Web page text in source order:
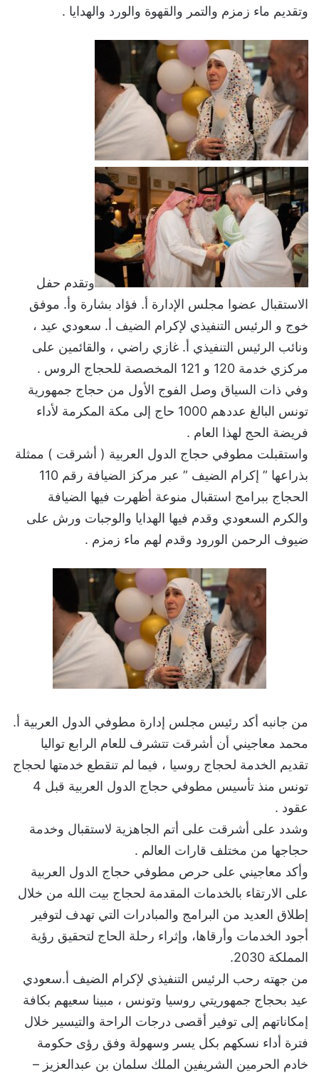
وتقديم ماء زمزم والتمر والقهوة والورد والهدايا .
وتقدم حفل
الاستقبال عضوا مجلس الإدارة أ. فؤاد بشارة وأ. موفق
خوج و الرئيس التنفيذي لإكرام الضيف أ. سعودي عيد ،
ونائب الرئيس التنفيذي أ. غازي راضي ، والقائمين على
مركزي خدمة 120 و 121 المخصصة للحجاج الروس .
وفي ذات السياق وصل الفوج الأول من حجاج جمهورية
تونس البالغ عددهم 1000 حاج إلى مكة المكرمة لأداء
فريضة الحج لهذا العام .
واستقبلت مطوفي حجاج الدول العربية ( أشرقت ) ممثلة
بذراعها ” إكرام الضيف ” عبر مركز الضيافة رقم 110
الحجاج ببرامج استقبال منوعة أظهرت فيها الضيافة
والكرم السعودي وقدم فيها الهدايا والوجبات ورش على
ضيوف الرحمن الورود وقدم لهم ماء زمزم .
من جانبه أكد رئيس مجلس إدارة مطوفي الدول العربية أ.
محمد معاجيني أن أشرقت تتشرف للعام الرابع تواليا
تقديم الخدمة لحجاج روسيا ، فيما لم تنقطع خدمتها لحجاج
تونس منذ تأسيس مطوفي حجاج الدول العربية قبل 4
عقود .
وشدد على أشرقت على أتم الجاهزية لاستقبال وخدمة
حجاجها من مختلف قارات العالم .
وأكد معاجيني على حرص مطوفي حجاج الدول العربية
على الارتقاء بالخدمات المقدمة لحجاج بيت الله من خلال
إطلاق العديد من البرامج والمبادرات التي تهدف لتوفير
أجود الخدمات وأرقاها، وإثراء رحلة الحاج لتحقيق رؤية
المملكة 2030.
من جهته رحب الرئيس التنفيذي لإكرام الضيف أ.سعودي
عيد بحجاج جمهوريتي روسيا وتونس ، مبينا سعيهم بكافة
إمكاناتهم إلى توفير أقصى درجات الراحة والتيسير خلال
فترة أداء نسكهم بكل يسر وسهولة وفق رؤى حكومة
خادم الحرمين الشريفين الملك سلمان بن عبدالعزيز –